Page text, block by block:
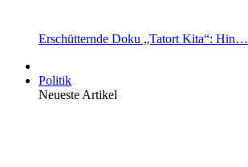
Erschütternde Doku „Tatort Kita“: Hin…
Politik
Neueste Artikel